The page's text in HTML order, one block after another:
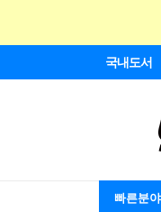
국내도서
빠른분야